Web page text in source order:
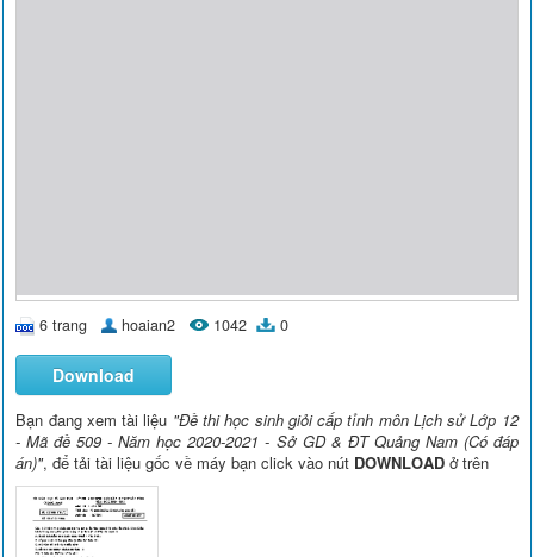
6 trang hoaian2 1042 0
Download
Bạn đang xem tài liệu "Đề thi học sinh giỏi cấp tỉnh môn Lịch sử Lớp 12
- Mã đề 509 - Năm học 2020-2021 - Sở GD & ĐT Quảng Nam (Có đáp
án)", để tải tài liệu gốc về máy bạn click vào nút DOWNLOAD ở trên